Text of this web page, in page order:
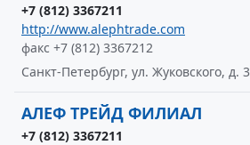
+7 (812) 3367211
http://www.alephtrade.com
факс +7 (812) 3367212
Санкт-Петербург, ул. Жуковского, д. 3
АЛЕФ ТРЕЙД ФИЛИАЛ
+7 (812) 3367211